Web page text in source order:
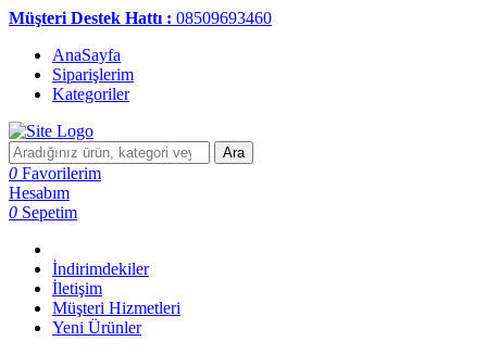
Müşteri Destek Hattı : 08509693460
AnaSayfa
Siparişlerim
Kategoriler
Ara
0 Favorilerim
Hesabım
0 Sepetim
İndirimdekiler
İletişim
Müşteri Hizmetleri
Yeni Ürünler